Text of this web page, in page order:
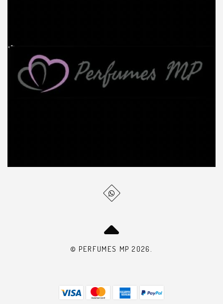
© PERFUMES MP 2026.